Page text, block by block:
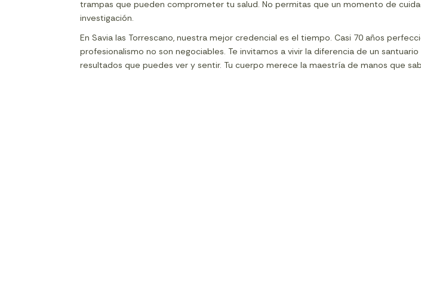
trampas que pueden comprometer tu salud. No permitas que un momento de
investigación.
En Savia las Torrescano, nuestra mejor credencial es el tiempo. Casi 70 años
profesionalismo no son negociables. Te invitamos a vivir la diferencia de un
resultados que puedes ver y sentir. Tu cuerpo merece la maestría de manos que